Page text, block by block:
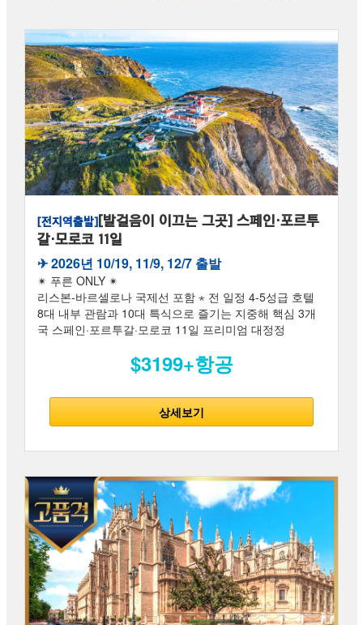
[전지역출발][발걸음이 이끄는 그곳] 스페인·포르투
갈·모로코 11일
✈︎ 2026년 10/19, 11/9, 12/7 출발
✴ 푸른 ONLY ✴
리스본-바르셀로나 국제선 포함 ⋆ 전 일정 4-5성급 호텔
8대 내부 관람과 10대 특식으로 즐기는 지중해 핵심 3개
국 스페인·포르투갈·모로코 11일 프리미엄 대정정
$3199+항공
상세보기